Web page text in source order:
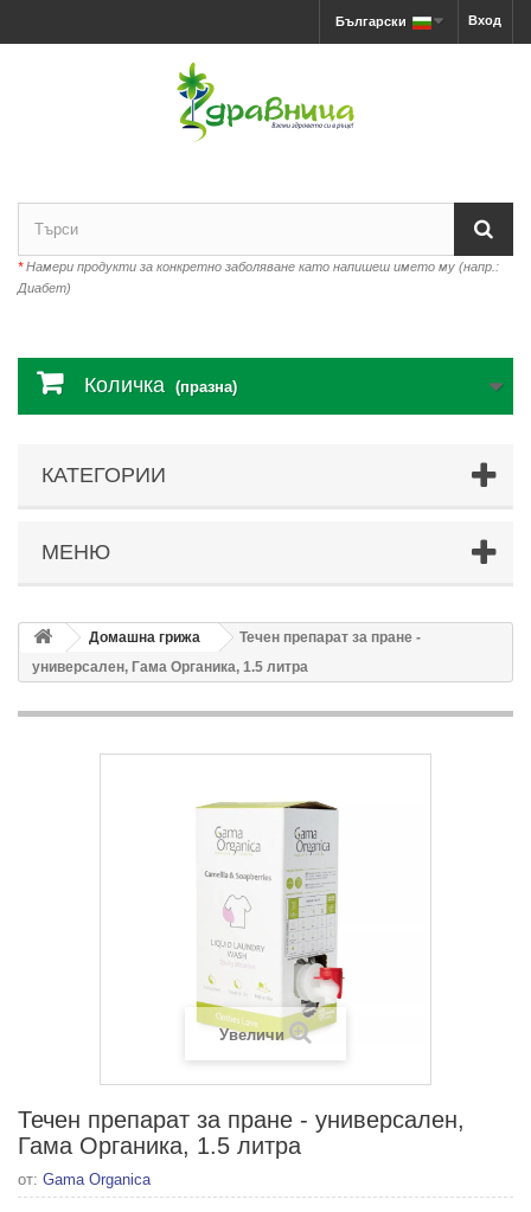
Вход
Български
*Намери продукти за конкретно заболяване като напишеш името му (напр.:
Диабет)
Количка (празна)
КАТЕГОРИИ
МЕНЮ
Домашна грижа
Течен препарат за пране -
универсален, Гама Органика, 1.5 литра
Увеличи
Течен препарат за пране - универсален,
Гама Органика, 1.5 литра
от: Gama Organica